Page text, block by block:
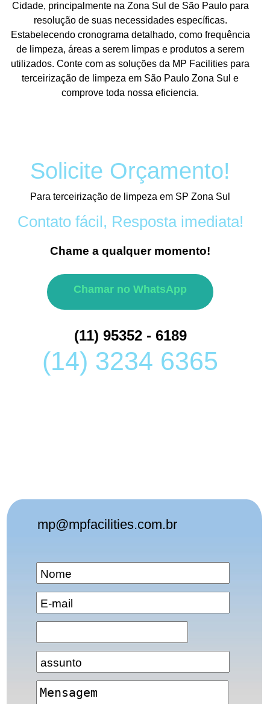
Cidade, principalmente na Zona Sul de São Paulo para
resolução de suas necessidades específicas.
Estabelecendo cronograma detalhado, como frequência
de limpeza, áreas a serem limpas e produtos a serem
utilizados. Conte com as soluções da MP Facilities para
terceirização de limpeza em São Paulo Zona Sul e
comprove toda nossa eficiencia.
Solicite Orçamento!
Para terceirização de limpeza em SP Zona Sul
Contato fácil, Resposta imediata!
Chame a qualquer momento!
Chamar no WhatsApp
(11) 95352 - 6189
(14) 3234 6365
mp@mpfacilities.com.br